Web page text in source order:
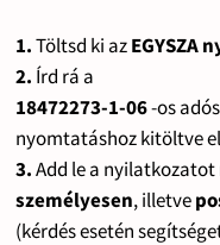
1.Töltsd ki azEGYSZA
2. Írd rá a
18472273-1-06-os
nyomtatáshoz kitöltve
3.Add le a nyilatkozatot
személyesen, illetve
(kérdés esetén